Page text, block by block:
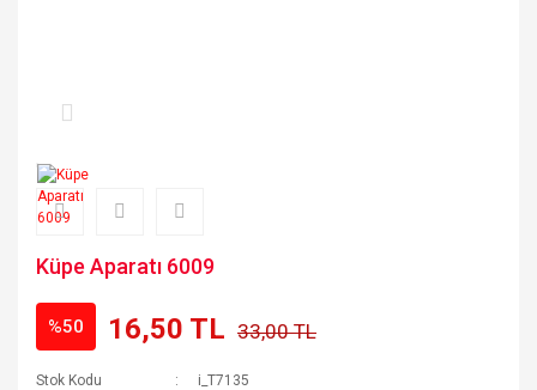
Küpe Aparatı 6009
%50 16,50 TL 33,00 TL
Stok Kodu
i_T7135